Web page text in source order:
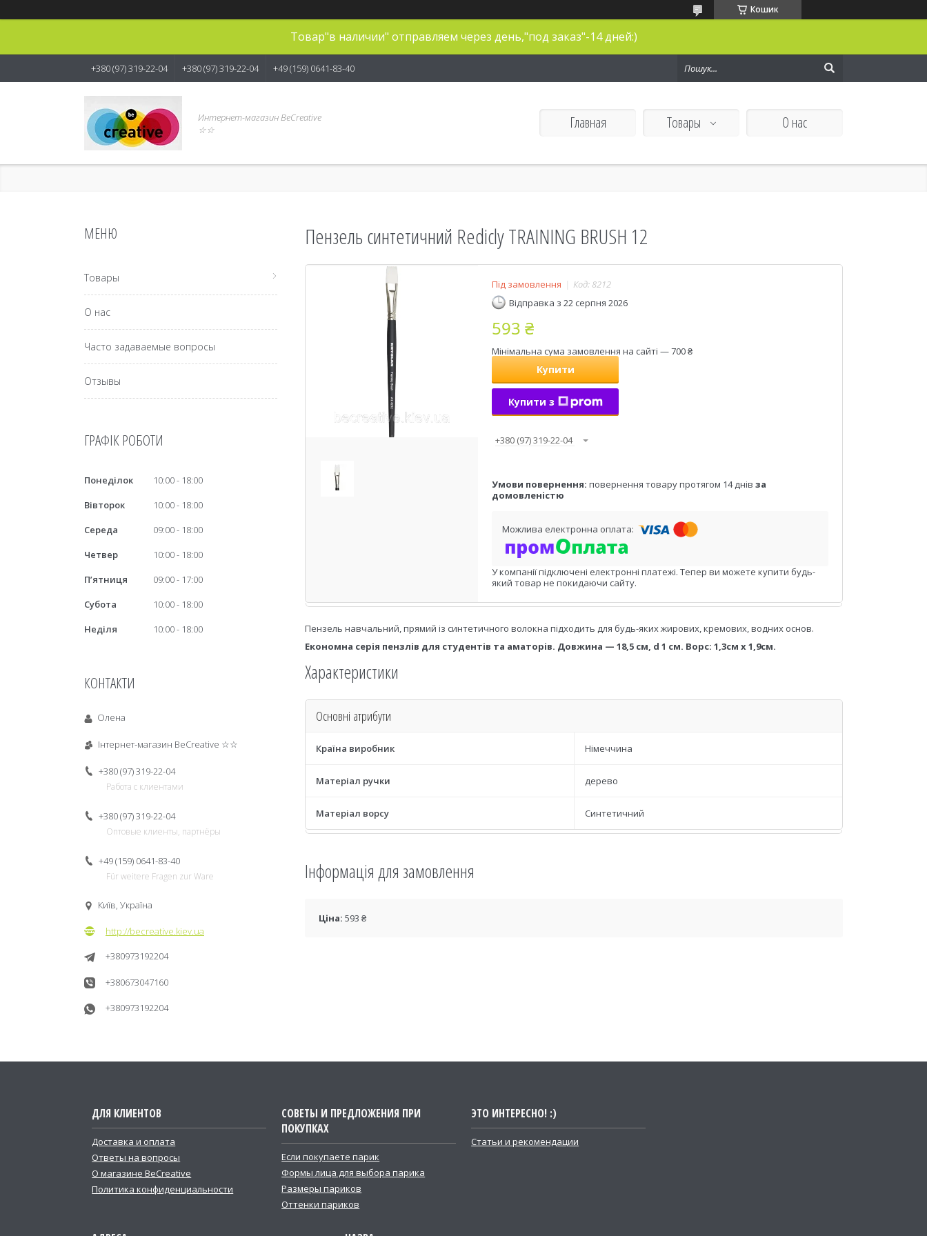
Кошик
Товар"в наличии" отправляем через день,"под заказ"-14 дней:)
+380 (97) 319-22-04 +380 (97) 319-22-04 +49 (159) 0641-83-40
Интернет-магазин BeCreative
☆☆
Главная Товары О нас
Пензель синтетичний Redicly TRAINING BRUSH 12
Під замовлення Код: 8212
Відправка з 22 серпня 2026
593 ₴
Мінімальна сума замовлення на сайті — 700 ₴
Купити
Купити з
+380 (97) 319-22-04
повернення товару протягом 14 днів за
домовленістю
У компанії підключені електронні платежі. Тепер ви можете купити будь-
який товар не покидаючи сайту.
Пензель навчальний, прямий із синтетичного волокна підходить для будь-яких жирових, кремових, водних основ.
Економна серія пензлів для студентів та аматорів. Довжина — 18,5 см, d 1 см. Ворс: 1,3см х 1,9см.
Характеристики
Основні атрибути
Країна виробник Німеччина
Матеріал ручки дерево
Матеріал ворсу Синтетичний
Інформація для замовлення
Ціна: 593 ₴
Товары
О нас
Часто задаваемые вопросы
Отзывы
ГРАФІК РОБОТИ
Понеділок 10:00
18:00
Вівторок
10:00
18:00
Середа
09:00
18:00
Четвер
10:00
18:00
Пʼятниця
09:00
17:00
Субота
10:00
18:00
Неділя
10:00 18:00
КОНТАКТИ
Олена
Інтернет-магазин BeCreative ☆☆
+380 (97) 319-22-04
Работа с клиентами
+380 (97) 319-22-04
Оптовые клиенты, партнёры
+49 (159) 0641-83-40
Für weitere Fragen zur Ware
Київ, Україна
http://becreative.kiev.ua
+380973192204
+380673047160
+380973192204
ДЛЯ КЛИЕНТОВ
Доставка и оплата
Ответы на вопросы
О магазине BeCreative
Политика конфиденциальности
СОВЕТЫ И ПРЕДЛОЖЕНИЯ ПРИ
ПОКУПКАХ
Если покупаете парик
Формы лица для выбора парика
Размеры париков
Оттенки париков
ЭТО ИНТЕРЕСНО! :)
Статьи и рекомендации